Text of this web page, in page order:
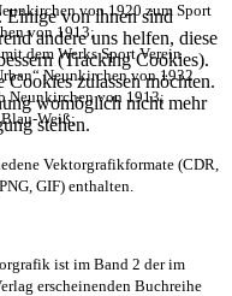
Einige von ihnen sind
andere uns helfen, diese
(Tracking Cookies).
Cookies zulassen möchten.
womöglich nicht mehr
stehen.
von 1920 zum Sport
von 1913;
dem Werks Sport Verein
Neunkirchen von 1932
Neunkirchen von 1913;
Weiß;
Vektorgrafikformate (CDR,
GIF) enthalten.
ist im Band 2 der im
erscheinenden Buchreihe